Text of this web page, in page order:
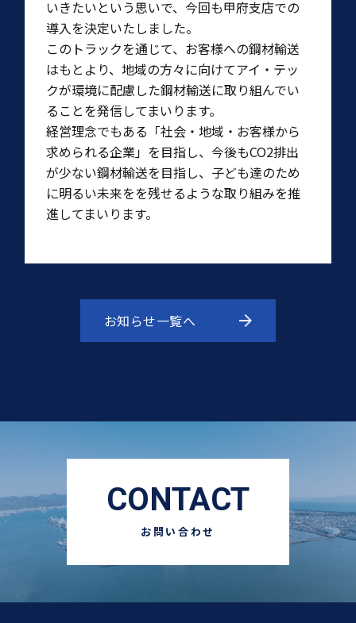
いきたいという思いで、今回も甲府支店での
導入を決定いたしました。
このトラックを通じて、お客様への鋼材輸送
はもとより、地域の方々に向けてアイ・テッ
クが環境に配慮した鋼材輸送に取り組んでい
ることを発信してまいります。
経営理念でもある「社会・地域・お客様から
求められる企業」を目指し、今後もCO2排出
が少ない鋼材輸送を目指し、子ども達のため
に明るい未来をを残せるような取り組みを推
進してまいります。
お知らせ一覧へ
CONTACT
お問い合わせ